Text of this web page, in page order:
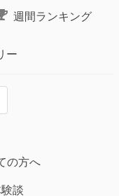
週間ランキング
ー
の方へ
談